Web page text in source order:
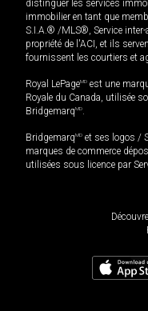
distinguer les services
immobilier en tant que
S.I.A.® /MLS®, Service
propriété de l'ACI, et ils
fournissent les courtiers et
Royal LePageMD est une
Royale du Canada, utilisée
BridgemarqMD
BridgemarqMD et ses logos /
marques de commerce
utilisées sous licence par